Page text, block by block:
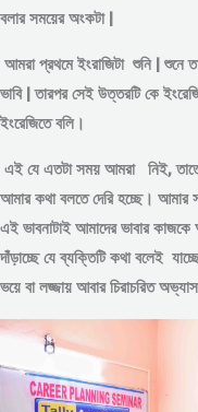
বলার সময়ের অংকটা |
আমরা প্রথমে ইংরাজিটা শুনি | শুনে
ভাবি | তারপর সেই উত্তরটি কে
ইংরেজিতে বলি।
এই যে এতটা সময় আমরা নিই,
আমার কথা বলতে দেরি হচ্ছে। আমার
এই ভাবনাটাই আমাদের ভাবার
দাঁড়াচ্ছে যে ব্যক্তিটি কথা বলেই
ভয়ে বা লজ্জায় আবার চিরাচরিত